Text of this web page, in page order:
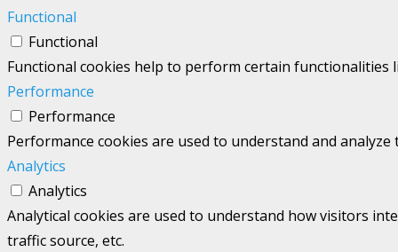
Functional
Functional
Functional cookies help to perform certain
Performance
Performance
Performance cookies are used to understand and
Analytics
Analytics
Analytical cookies are used to understand how visitors
traffic source, etc.